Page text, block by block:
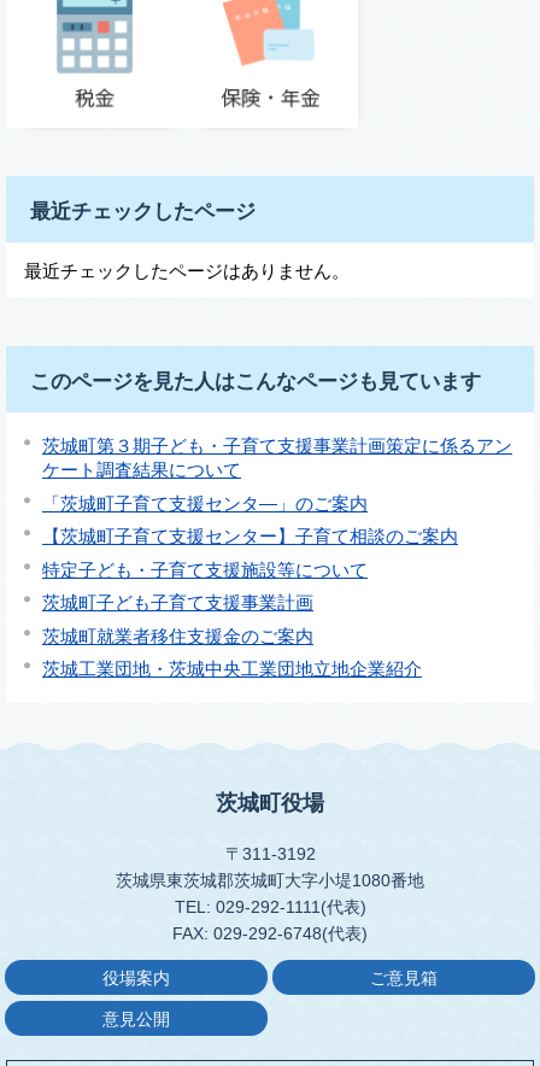
最近チェックしたページ
最近チェックしたページはありません。
このページを見た人はこんなページも見ています
茨城町第３期子ども・子育て支援事業計画策定に係るアン
ケート調査結果について
「茨城町子育て支援センタ―」のご案内
【茨城町子育て支援センター】子育て相談のご案内
特定子ども・子育て支援施設等について
茨城町子ども子育て支援事業計画
茨城町就業者移住支援金のご案内
茨城工業団地・茨城中央工業団地立地企業紹介
茨城町役場
〒311-3192
茨城県東茨城郡茨城町大字小堤1080番地
TEL: 029-292-1111(代表)
FAX: 029-292-6748(代表)
役場案内 ご意見箱
意見公開